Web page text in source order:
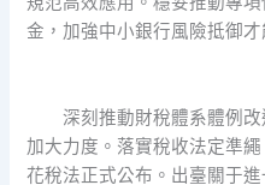
金，加強中小銀行風險抵御才
深刻推動財稅體系體例改
加大力度。落實稅收法定準
花稅法正式公布。出臺關于